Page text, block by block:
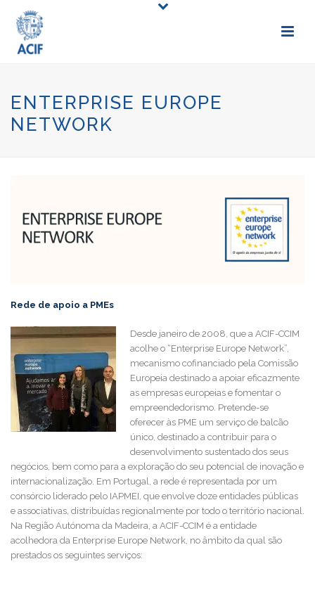
ENTERPRISE EUROPE
NETWORK
Rede de apoio a PMEs
Desde janeiro de 2008, que a ACIF-CCIM
acolhe o “Enterprise Europe Network”,
mecanismo cofinanciado pela Comissão
Europeia destinado a apoiar eficazmente
as empresas europeias e fomentar o
empreendedorismo. Pretende-se
oferecer às PME um serviço de balcão
único, destinado a contribuir para o
desenvolvimento sustentado dos seus
negócios, bem como para a exploração do seu potencial de inovação e
internacionalização. Em Portugal, a rede é representada por um
consórcio liderado pelo IAPMEI, que envolve doze entidades públicas
e associativas, distribuídas regionalmente por todo o território nacional.
Na Região Autónoma da Madeira, a ACIF-CCIM é a entidade
acolhedora da Enterprise Europe Network, no âmbito da qual são
prestados os seguintes serviços: